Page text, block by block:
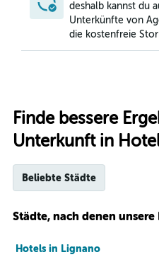
deshalb kannst du
Unterkünfte von
die kostenfreie
Finde bessere
Unterkunft in
Beliebte Städte
Städte, nach denen unsere
Hotels in Lignano